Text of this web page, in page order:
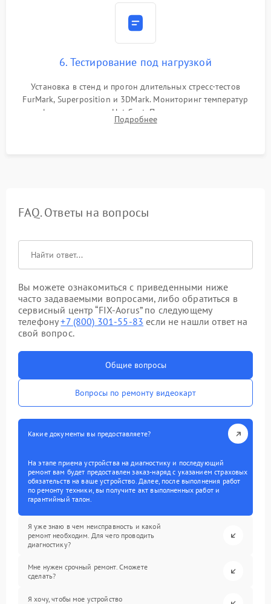
6. Тестирование под нагрузкой
Установка в стенд и прогон длительных стресс-тестов
FurMark, Superposition и 3DMark. Мониторинг температур
графического чипа и Hot Spot. Проверка на отсутствие
артефактов изображения, вылетов драйвера и зависаний.
Подробнее
FAQ. Ответы на вопросы
Вы можете ознакомиться с приведенными ниже
часто задаваемыми вопросами, либо обратиться в
сервисный центр “FIX-Aorus” по следующему
телефону+7 (800) 301-55-83 если не нашли ответ на
свой вопрос.
Общие вопросы
Вопросы по ремонту видеокарт
Какие документы вы предоставляете?
На этапе приема устройства на диагностику и последующий
ремонт вам будет предоставлен заказ-наряд с указанием страховых
обязательств на ваше устройство. Далее, после выполнения работ
по ремонту техники, вы получите акт выполненных работ и
гарантийный талон.
Я уже знаю в чем неисправность и какой
ремонт необходим. Для чего проводить
диагностику?
Мне нужен срочный ремонт. Сможете
сделать?
Я хочу, чтобы мое устройство